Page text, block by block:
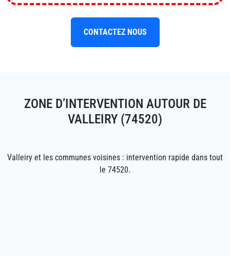
CONTACTEZ NOUS
ZONE D’INTERVENTION AUTOUR DE
VALLEIRY (74520)
Valleiry et les communes voisines : intervention rapide dans tout
le 74520.